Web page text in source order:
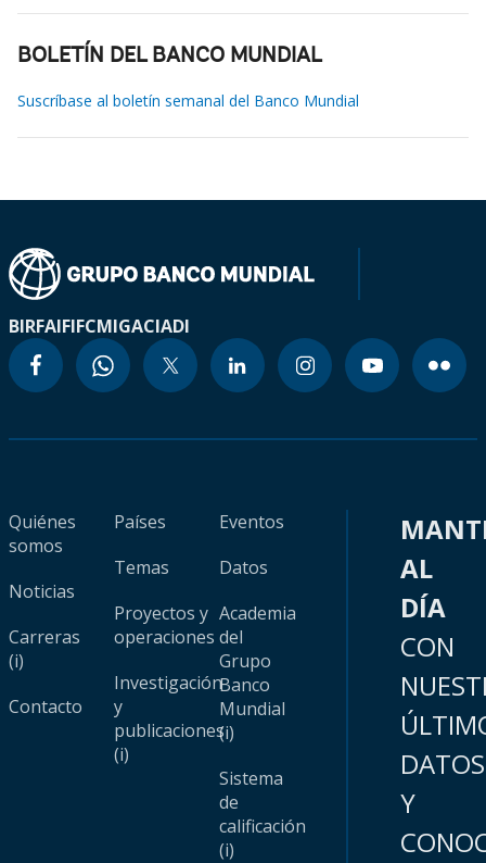
BOLETÍN DEL BANCO MUNDIAL
Suscríbase al boletín semanal del Banco Mundial
BIRFAIFIFCMIGACIADI
Quiénes
somos
Noticias
Carreras
(i)
Contacto
Países
Temas
Proyectos y
operaciones
Investigación
y
publicaciones
(i)
Eventos
Datos
Academia
del
Grupo
Banco
Mundial
(i)
Sistema
de
calificación
(i)
AL
DÍA
CON
DATOS
Y